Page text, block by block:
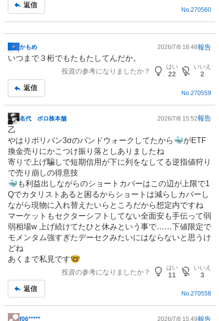
返信
No.270560
掲
示
事
かもめ 2026/7/8 18:48報告
いつまで３桁でもたもたしてんだか。
投資の参考になりましたか？
はい
22
いいえ
2
返信
No. 270559
掲
示
板
記
事
名代 ボロ株本舗 2026/7/8 15:52報告
乙
やはりボリバン3σのバンドウォークしてたから🐳がETF
換金売りにかこつけ振り落としありましたね
寄りで上げ騙しで短期信用が下に列をなしてる逆指値狩り
で売り崩しの得意技
🐳も利益出しながらのショートカバーはこの辺が上限で1
Qでカタリストあると困るからショートは減らしカバーし
ながら現物に入れ替えたいらところだから想定内ですね
マーケットもセクターシフトしてない全面安も手伝って弱
弱相場w 上げ続けてたひと休みという事で……下値限定で
モメンタム強すぎたデーセクみたいにはならないと思うけ
どね
あくまで私見です🤓
投資の参考になりましたか？
はい
11
いいえ
3
返信
No.270558
f06***** 2026/7/8 15:49報告